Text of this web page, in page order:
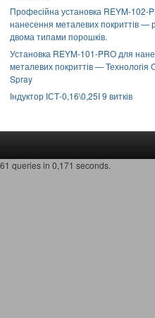
Професійна установка REYM-102-
нанесення металевих покриттів —
двома типами порошків.
Установка REYM-101-PRO для
металевих покриттів — Технологія
Spray
Індуктор ІСТ-0,16\0,25І 9 витків
61 queries in 0,171 seconds.